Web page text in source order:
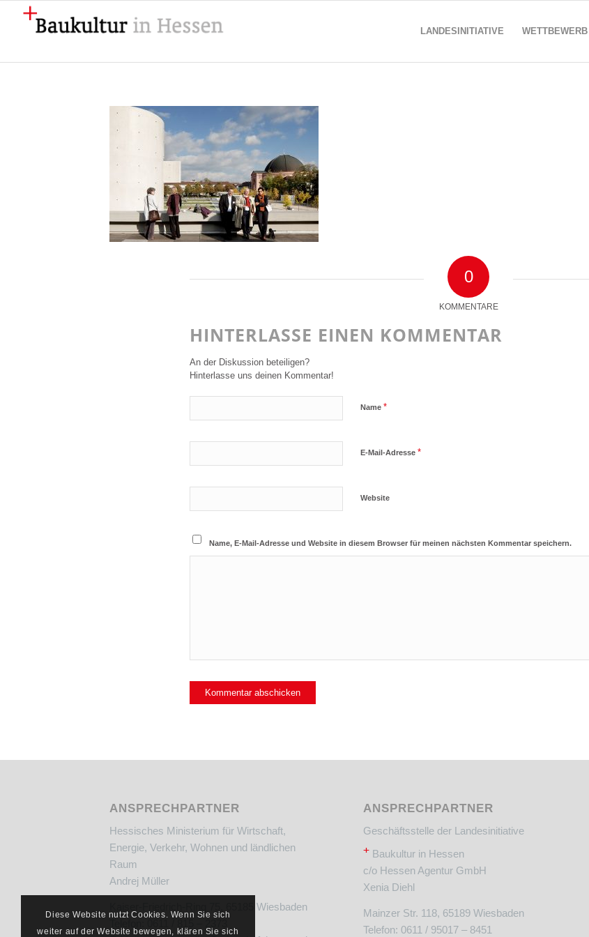
LANDESINITIATIVE WETTBEWERB
0
KOMMENTARE
HINTERLASSE EINEN KOMMENTAR
An der Diskussion beteiligen?
Hinterlasse uns deinen Kommentar!
Name *
E-Mail-Adresse *
Website
Name, E-Mail-Adresse und Website in diesem Browser für meinen nächsten Kommentar speichern.
ANSPRECHPARTNER
Hessisches Ministerium für Wirtschaft,
Energie, Verkehr, Wohnen und ländlichen
Raum
Andrej Müller
Kaiser-Friedrich-Ring 75, 65185 Wiesbaden
ANSPRECHPARTNER
Geschäftsstelle der Landesinitiative
+Baukultur in Hessen
c/o Hessen Agentur GmbH
Xenia Diehl
Mainzer Str. 118, 65189 Wiesbaden
Telefon: 0611 / 95017 – 8451
Diese Website nutzt Cookies. Wenn Sie sich
weiter auf der Website bewegen, klären Sie sich